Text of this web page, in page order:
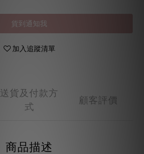
貨到通知我
加入追蹤清單
送貨及付款方
式
顧客評價
商品描述